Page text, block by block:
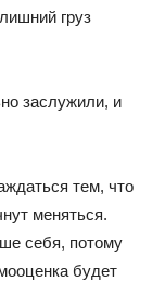
груз
заслужили, и
тем, что
меняться.
себя, потому
будет